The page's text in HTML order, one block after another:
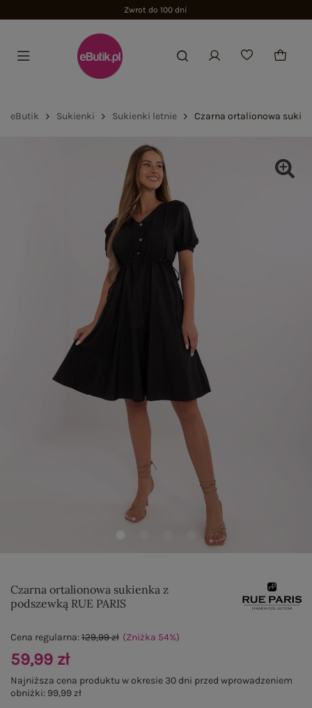
Zwrot do 100 dni
eButik Sukienki Sukienki letnie Czarna ortalionowa
Czarna ortalionowa sukienka z
podszewką RUE PARIS
Cena regularna:129,99 zł (Zniżka 54%)
59,99 zł
Najniższa cena produktu w okresie 30 dni przed wprowadzeniem
obniżki: 99,99 zł